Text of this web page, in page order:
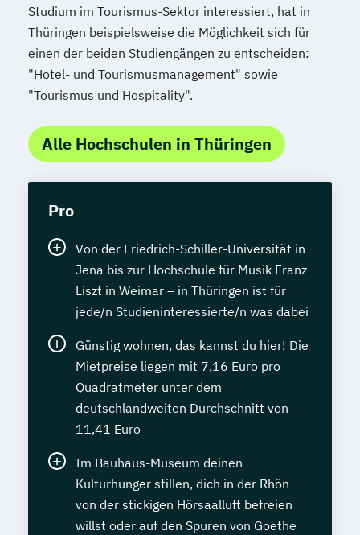
Studium im Tourismus-Sektor interessiert, hat in
Thüringen beispielsweise die Möglichkeit sich für
einen der beiden Studiengängen zu entscheiden:
"Hotel- und Tourismusmanagement" sowie
"Tourismus und Hospitality".
Alle Hochschulen in Thüringen
Pro
Von der Friedrich-Schiller-Universität in
Jena bis zur Hochschule für Musik Franz
Liszt in Weimar – in Thüringen ist für
jede/n Studieninteressierte/n was dabei
Günstig wohnen, das kannst du hier! Die
Mietpreise liegen mit 7,16 Euro pro
Quadratmeter unter dem
deutschlandweiten Durchschnitt von
11,41 Euro
Im Bauhaus-Museum deinen
Kulturhunger stillen, dich in der Rhön
von der stickigen Hörsaalluft befreien
willst oder auf den Spuren von Goethe